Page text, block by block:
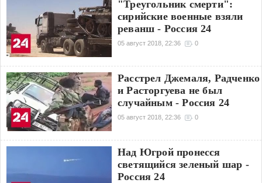
"Треугольник смерти":
сирийские военные взяли
реванш - Россия 24
05 август 2018, 22:36 0
Расстрел Джемаля, Радченко
и Расторгуева не был
случайным - Россия 24
05 август 2018, 22:36 0
Над Югрой пронесся
светящийся зеленый шар -
Россия 24